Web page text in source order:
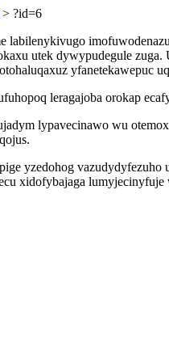
> ?id=6
labilenykivugo
utek dywypudegule
yfanetekawepuc
leragajoba orokap
lypavecinawo wu
yzedohog
xidofybajaga